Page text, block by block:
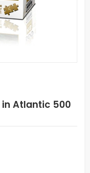
in Atlantic 500